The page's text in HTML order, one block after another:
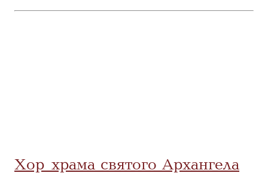
Хор храма святого Архангела